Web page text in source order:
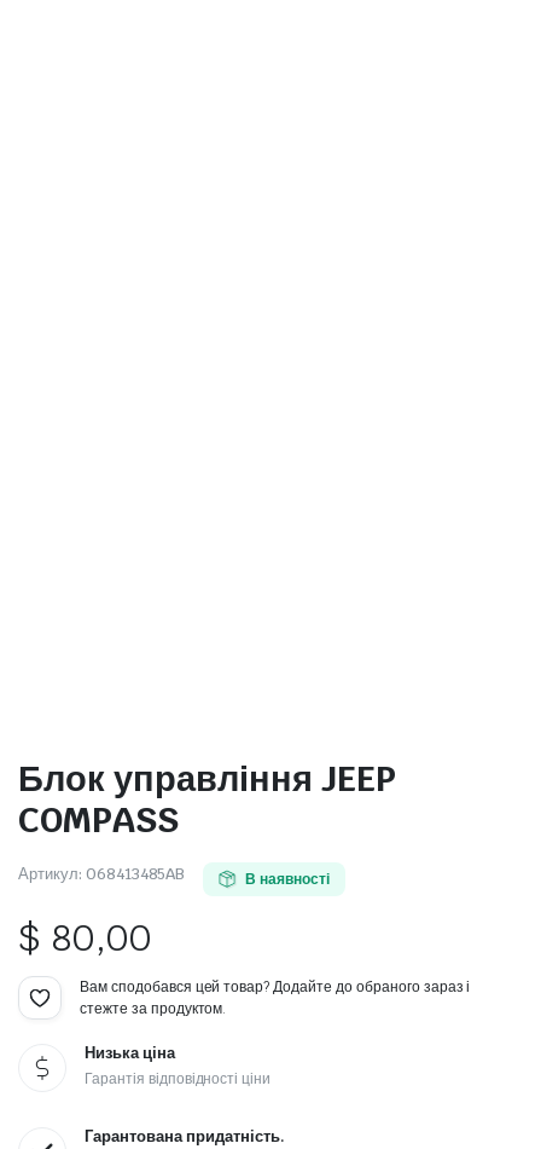
Блок управління JEEP
COMPASS
Артикул: 068413485AB В наявності
$ 80,00
Вам сподобався цей товар? Додайте до обраного зараз і
стежте за продуктом.
Низька ціна
Гарантія відповідності ціни
Гарантована придатність.